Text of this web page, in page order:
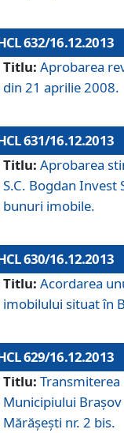
632/16.12.2013
Titlu: Aprobarea
din 21 aprilie 2008.
631/16.12.2013
Titlu: Aprobarea
S.C. Bogdan Invest
bunuri imobile.
630/16.12.2013
Titlu: Acordarea
imobilului situat în
629/16.12.2013
Titlu:
Municipiului
Mărăşeşti nr. 2 bis.